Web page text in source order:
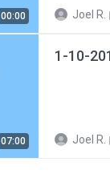
00:00 Joel R.
07:00
1-10-
Joel R.